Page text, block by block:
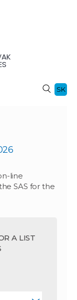
SK
line
SAS for the
A LIST